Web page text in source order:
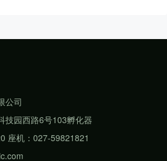
公司
技园西路6号103孵化器
座机：027-59821821